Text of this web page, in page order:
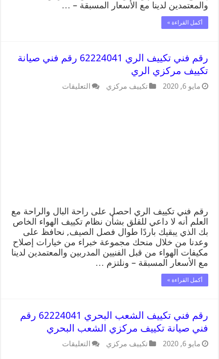
والمعتمدين لدينا مع الأسعار المسبقة – …
أكمل القراءة »
رقم فني تكييف الري 62224041 رقم فني صيانة
تكييف مركزي الري
مايو 6, 2020 تكييف مركزي التعليقات
رقم فني تكييف الري احصل على راحة البال والراحة مع
العلم أنه لا داعي للقلق بشأن نظام تكييف الهواء الخاص
بك الذي يبقيك باردًا طوال فصل الصيف, نحافظ على
وعدنا من خلال منحك مجموعة خبراء من خيارات إصلاح
مكيفات الهواء من قبل الفنيين المدربين والمعتمدين لدينا
مع الأسعار المسبقة – ونلتزم …
أكمل القراءة »
رقم فني تكييف الشعب البحري 62224041 رقم
فني صيانة تكييف مركزي الشعب البحري
مايو 6, 2020 تكييف مركزي التعليقات